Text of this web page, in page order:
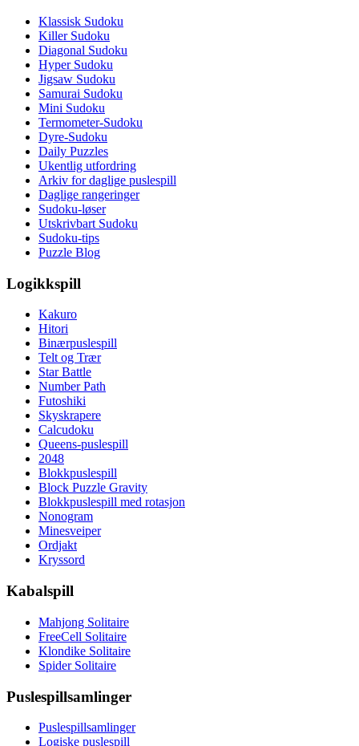
Klassisk Sudoku
Killer Sudoku
Diagonal Sudoku
Hyper Sudoku
Jigsaw Sudoku
Samurai Sudoku
Mini Sudoku
Termometer-Sudoku
Dyre-Sudoku
Daily Puzzles
Ukentlig utfordring
Arkiv for daglige puslespill
Daglige rangeringer
Sudoku-løser
Utskrivbart Sudoku
Sudoku-tips
Puzzle Blog
Logikkspill
Kakuro
Hitori
Binærpuslespill
Telt og Trær
Star Battle
Number Path
Futoshiki
Skyskrapere
Calcudoku
Queens-puslespill
2048
Blokkpuslespill
Block Puzzle Gravity
Blokkpuslespill med rotasjon
Nonogram
Minesveiper
Ordjakt
Kryssord
Kabalspill
Mahjong Solitaire
FreeCell Solitaire
Klondike Solitaire
Spider Solitaire
Puslespillsamlinger
Puslespillsamlinger
Logiske puslespill